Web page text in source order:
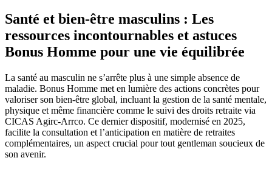
Santé et bien-être masculins : Les
ressources incontournables et astuces
Bonus Homme pour une vie équilibrée
La santé au masculin ne s’arrête plus à une simple absence de
maladie. Bonus Homme met en lumière des actions concrètes pour
valoriser son bien-être global, incluant la gestion de la santé mentale,
physique et même financière comme le suivi des droits retraite via
CICAS Agirc-Arrco. Ce dernier dispositif, modernisé en 2025,
facilite la consultation et l’anticipation en matière de retraites
complémentaires, un aspect crucial pour tout gentleman soucieux de
son avenir.